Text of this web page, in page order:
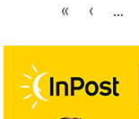
« ‹ …